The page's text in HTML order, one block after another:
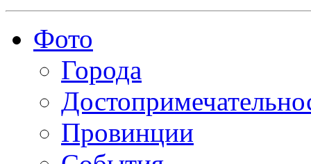
Фото
Города
Провинции